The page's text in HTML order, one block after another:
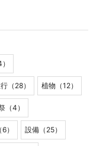
（28） 植物（12）
（4）
） 設備（25）